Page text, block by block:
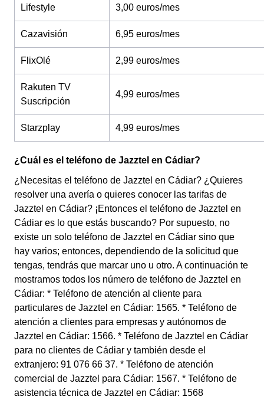
Lifestyle 3,00 euros/mes
Cazavisión 6,95 euros/mes
FlixOlé 2,99 euros/mes
Rakuten TV
Suscripción
4,99 euros/mes
Starzplay 4,99 euros/mes
¿Cuál es el teléfono de Jazztel en Cádiar?
¿Necesitas el teléfono de Jazztel en Cádiar? ¿Quieres
resolver una avería o quieres conocer las tarifas de
Jazztel en Cádiar? ¡Entonces el teléfono de Jazztel en
Cádiar es lo que estás buscando? Por supuesto, no
existe un solo teléfono de Jazztel en Cádiar sino que
hay varios; entonces, dependiendo de la solicitud que
tengas, tendrás que marcar uno u otro. A continuación te
mostramos todos los número de teléfono de Jazztel en
Cádiar: * Teléfono de atención al cliente para
particulares de Jazztel en Cádiar: 1565. * Teléfono de
atención a clientes para empresas y autónomos de
Jazztel en Cádiar: 1566. * Teléfono de Jazztel en Cádiar
para no clientes de Cádiar y también desde el
extranjero: 91 076 66 37. * Teléfono de atención
comercial de Jazztel para Cádiar: 1567. * Teléfono de
asistencia técnica de Jazztel en Cádiar: 1568